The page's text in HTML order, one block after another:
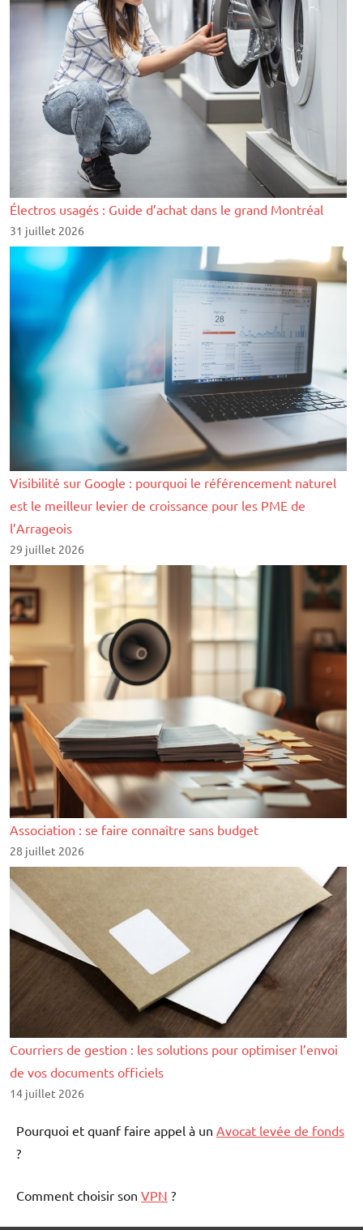
Électros usagés : Guide d’achat dans le grand Montréal
31 juillet 2026
Visibilité sur Google : pourquoi le référencement naturel
est le meilleur levier de croissance pour les PME de
l’Arrageois
29 juillet 2026
Association : se faire connaître sans budget
28 juillet 2026
Courriers de gestion : les solutions pour optimiser l’envoi
de vos documents officiels
14 juillet 2026
Pourquoi et quanf faire appel à un Avocat levée de fonds
?
Comment choisir son VPN ?